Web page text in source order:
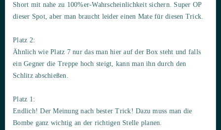
Short mit nahe zu 100%er-Wahrscheinlichkeit sichern. Super OP
dieser Spot, aber man braucht leider einen Mate für diesen Trick.
Platz 2:
Ähnlich wie Platz 7 nur das man hier auf der Box steht und falls
ein Gegner die Treppe hoch steigt, kann man ihn durch den
Schlitz abschießen.
Platz 1:
Endlich! Der Meinung nach bester Trick! Dazu muss man die
Bombe ganz wichtig an der richtigen Stelle planen.